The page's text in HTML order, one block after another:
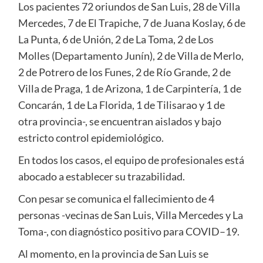
Los pacientes 72 oriundos de San Luis, 28 de Villa
Mercedes, 7 de El Trapiche, 7 de Juana Koslay, 6 de
La Punta, 6 de Unión, 2 de La Toma, 2 de Los
Molles (Departamento Junín), 2 de Villa de Merlo,
2 de Potrero de los Funes, 2 de Río Grande, 2 de
Villa de Praga, 1 de Arizona, 1 de Carpintería, 1 de
Concarán, 1 de La Florida, 1 de Tilisarao y 1 de
otra provincia-, se encuentran aislados y bajo
estricto control epidemiológico.
En todos los casos, el equipo de profesionales está
abocado a establecer su trazabilidad.
Con pesar se comunica el fallecimiento de 4
personas -vecinas de San Luis, Villa Mercedes y La
Toma-, con diagnóstico positivo para COVID–19.
Al momento, en la provincia de San Luis se